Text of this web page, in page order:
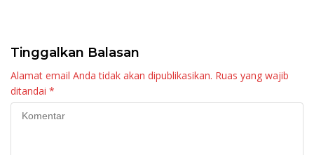
Tinggalkan Balasan
Alamat email Anda tidak akan dipublikasikan. Ruas yang wajib
ditandai *